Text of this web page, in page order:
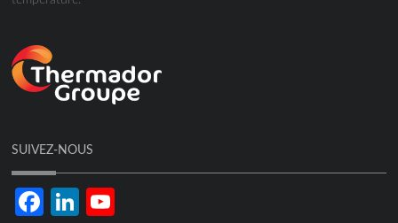
SUIVEZ-NOUS
FacebookLinkedIn